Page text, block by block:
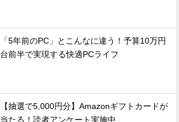
「5年前のPC」とこんなに違う！予算10万円
台前半で実現する快適PCライフ
【抽選で5,000円分】Amazonギフトカードが
当たる！読者アンケート実施中